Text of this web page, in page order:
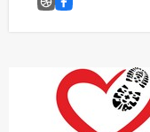
Lichnovský
Facebook